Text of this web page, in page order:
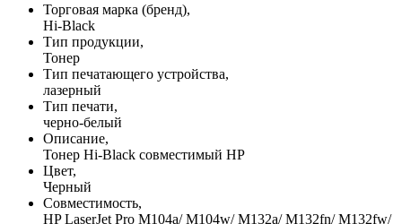
Торговая марка (бренд),
Hi-Black
Тип продукции,
Тонер
Тип печатающего устройства,
лазерный
Тип печати,
черно-белый
Описание,
Тонер Hi-Black совместимый HP
Цвет,
Черный
Совместимость,
HP LaserJet Pro M104a/ M104w/ M132a/ M132fn/ M132fw/